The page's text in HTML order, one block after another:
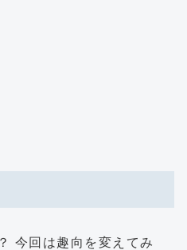
今回は趣向を変えてみ